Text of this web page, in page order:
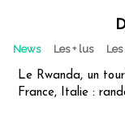
News Les + lus
Le Rwanda, un
France, Italie :